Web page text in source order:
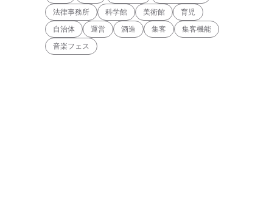
法律事務所
科学館 美術館
育児
自治体
運営 酒造 集客
集客機能
音楽フェス